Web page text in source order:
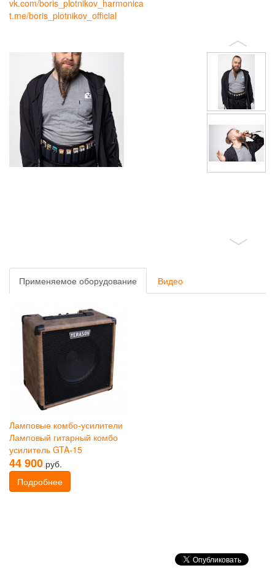
vk.com/boris_plotnikov_harmonica
t.me/boris_plotnikov_official
Применяемое оборудование Видео
Ламповые комбо-усилители
Ламповый гитарный комбо
усилитель GTA-15
44 900 руб.
Подробнее
VK